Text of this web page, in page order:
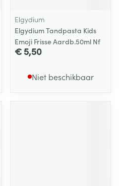
Elgydium
Elgydium Tandpasta Kids
Emoji Frisse Aardb.50ml Nf
€ 5,50
Niet beschikbaar